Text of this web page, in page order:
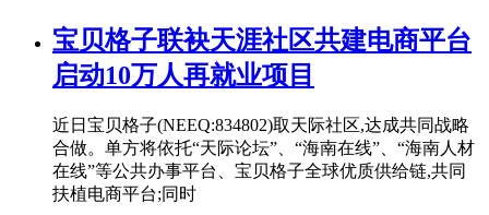
宝贝格子联袂天涯社区共建电商平台
启动10万人再就业项目
近日宝贝格子(NEEQ:834802)取天际社区,达成共同战略
合做。单方将依托“天际论坛”、“海南在线”、“海南人材
在线”等公共办事平台、宝贝格子全球优质供给链,共同
扶植电商平台;同时